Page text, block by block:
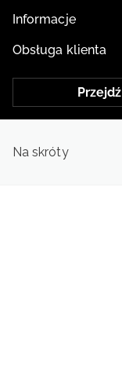
Informacje
Obsługa klienta
Na skróty